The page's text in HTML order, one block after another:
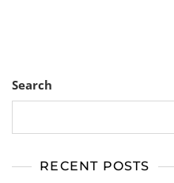
Search
RECENT POSTS